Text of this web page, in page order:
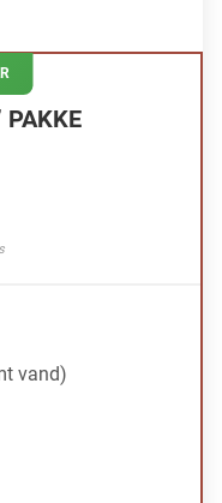
PAKKE
vand)